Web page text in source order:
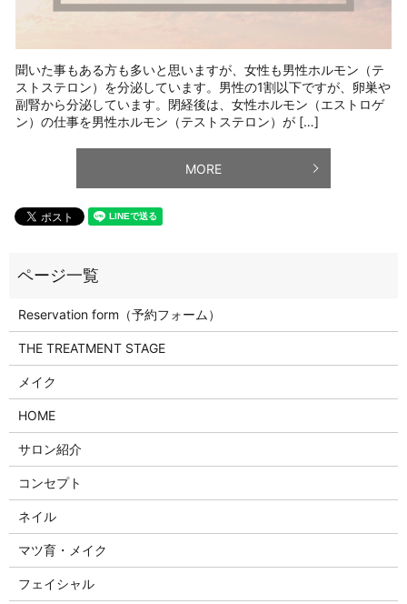
聞いた事もある方も多いと思いますが、女性も男性ホルモン（テ
ストステロン）を分泌しています。男性の1割以下ですが、卵巣や
副腎から分泌しています。閉経後は、女性ホルモン（エストロゲ
ン）の仕事を男性ホルモン（テストステロン）が […]
MORE
Reservation form（予約フォーム）
THE TREATMENT STAGE
メイク
HOME
サロン紹介
コンセプト
ネイル
マツ育・メイク
フェイシャル